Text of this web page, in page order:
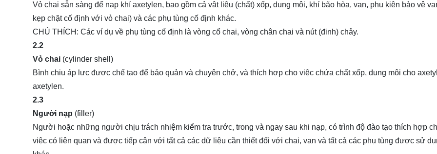
Vỏ chai sẵn sàng để nạp khí axetylen, bao gồm cả vật liệu (chất) xốp, dung môi, khí bão hòa, van, phụ kiện bảo vệ
kẹp chặt cố định với vỏ chai) và các phụ tùng cố định khác.
CHÚ THÍCH: Các ví dụ về phụ tùng cố định là vòng cổ chai, vòng chân chai và nút (đinh) chảy.
2.2
Vỏ chai (cylinder shell)
Bình chịu áp lực được chế tạo để bảo quản và chuyên chở, và thích hợp cho việc chứa chất xốp, dung môi cho
axetylen.
2.3
Người nạp (filler)
Người hoặc những người chịu trách nhiệm kiểm tra trước, trong và ngay sau khi nạp, có trình độ đào tạo thích hợp
việc có liên quan và được tiếp cận với tất cả các dữ liệu cần thiết đối với chai, van và tất cả các phụ tùng được sử